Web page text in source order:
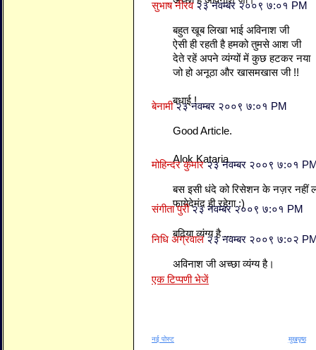
सुभाष नीरव २३ नवम्बर २००९ ७:०१ PM
बहुत खूब लिखा भाई अविनाश जी
ऐसी ही रहती है हमको तुमसे आश जी
देते रहें अपने व्यंग्यों में कुछ हटकर नया
जो हो अनूठा और खासमखास जी !!
बधाई !
बेनामी२३ नवम्बर २००९ ७:०१ PM
Good Article.
Alok Kataria
मोहिन्दर कुमार २३ नवम्बर २००९ ७:०१
बस इसी धंदे को रिसेशन के नज़र नहीं
फायेदेमंद ही रहेगा :)
संगीता पुरी २३ नवम्बर २००९ ७:०१ PM
बढिया व्‍यंग्‍य है ...
निधि अग्रवाल २३ नवम्बर २००९ ७:०२
अविनाश जी अच्छा व्यंग्य है।
एक टिप्पणी भेजें
नई पोस्ट मुखपृष्ठ